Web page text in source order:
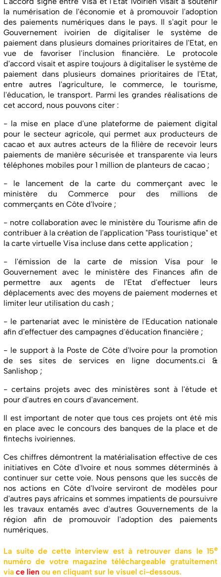
la numérisation de l'économie et à promouvoir l'adoption
des paiements numériques dans le pays. Il s'agit pour le
Gouvernement ivoirien de digitaliser le système de
paiement dans plusieurs domaines prioritaires de l'Etat, en
vue de favoriser l'inclusion financière. Le protocole
d'accord visait et aspire toujours à digitaliser le système de
paiement dans plusieurs domaines prioritaires de l'Etat,
entre autres l'agriculture, le commerce, le tourisme,
l'éducation, le transport. Parmi les grandes réalisations de
cet accord, nous pouvons citer :
- la mise en place d'une plateforme de paiement digital
pour le secteur agricole, qui permet aux producteurs de
cacao et aux autres acteurs de la filière de recevoir leurs
paiements de manière sécurisée et transparente via leurs
téléphones mobiles pour 1 million de planteurs de cacao ;
- le lancement de la carte du commerçant avec le
ministère du Commerce pour des millions de
commerçants en Côte d'Ivoire ;
- notre collaboration avec le ministère du Tourisme afin de
contribuer à la création de l'application "Pass touristique" et
la carte virtuelle Visa incluse dans cette application ;
- l'émission de la carte de mission Visa pour le
Gouvernement avec le ministère des Finances afin de
permettre aux agents de l'Etat d'effectuer leurs
déplacements avec des moyens de paiement modernes et
limiter leur utilisation du cash ;
- le partenariat avec le ministère de l'Education nationale
afin d'effectuer des campagnes d'éducation financière ;
- le support à la Poste de Côte d'Ivoire pour la promotion
de ses sites de services en ligne documents.ci &
Sanlishop ;
- certains projets avec des ministères sont à l'étude et
pour d'autres en cours d'avancement.
Il est important de noter que tous ces projets ont été mis
en place avec le concours des banques de la place et de
fintechs ivoiriennes.
Ces chiffres démontrent la matérialisation effective de ces
initiatives en Côte d'Ivoire et nous sommes déterminés à
continuer sur cette voie. Nous pensons que les succès de
nos actions en Côte d'Ivoire serviront de modèles pour
d'autres pays africains et sommes impatients de poursuivre
les travaux entamés avec d'autres Gouvernements de la
région afin de promouvoir l'adoption des paiements
numériques.
La suite de cette interview est à retrouver dans le 15e
numéro de votre magazine téléchargeable gratuitement
via ce lien ou en cliquant sur le visuel ci-dessous.